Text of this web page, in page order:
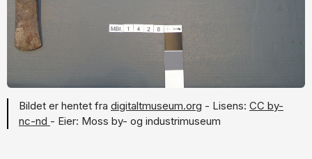
Bildet er hentet fra digitaltmuseum.org - Lisens: CC by-
nc-nd - Eier: Moss by- og industrimuseum